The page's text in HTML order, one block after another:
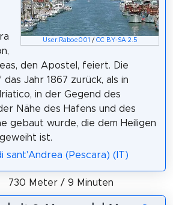
User:Raboe001 / CC BY-SA 2.5
den Apostel, feiert. Die
Jahr 1867 zurück, als in
in der Gegend des
Nähe des Hafens und des
gebaut wurde, die dem Heiligen
ist.
sant'Andrea (Pescara) (IT)
730 Meter / 9 Minuten